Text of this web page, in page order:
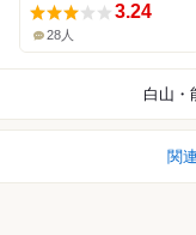
3.24
28人
白山・
関